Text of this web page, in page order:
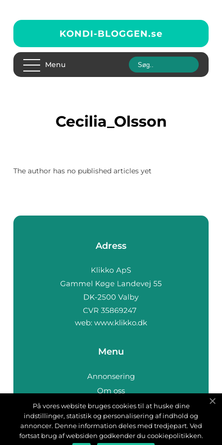
KONDI-BLOGGEN.se
Menu
Cecilia_Olsson
The author has no published articles yet
Adress
web: www.klikko.dk
Menu
Annonsering
Om oss
Cookies
Kontakta oss
Sitemap
På vores website bruges cookies til at huske dine
indstillinger, statistik og personalisering af indhold og
annoncer. Denne information deles med tredjepart. Ved
fortsat brug af websiden godkender du cookiepolitikken.